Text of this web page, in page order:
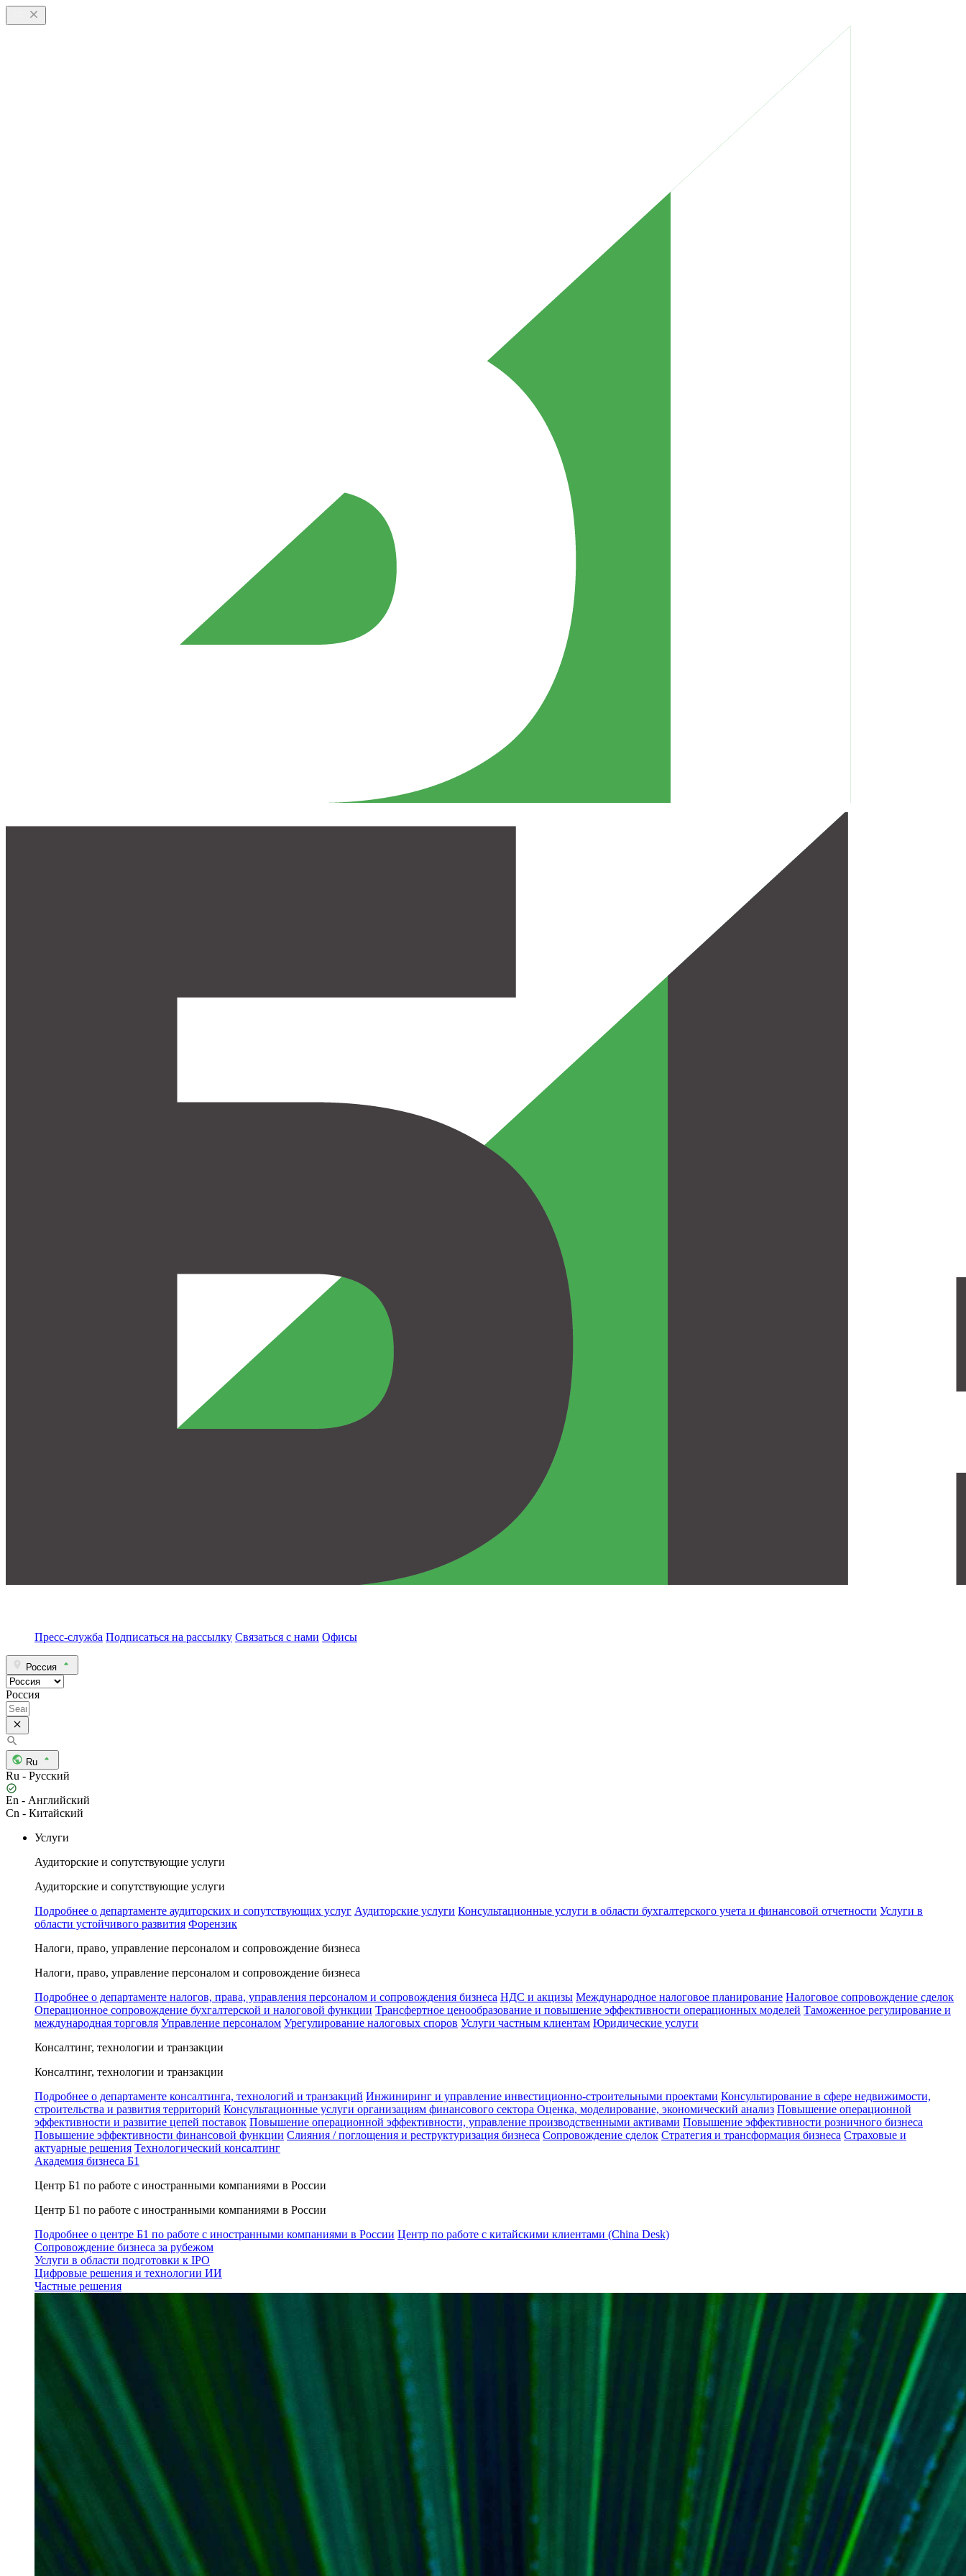
Пресс-служба Подписаться на рассылку Связаться с нами Офисы
Россия
Россия
Ru
Ru - Русский
En - Английский
Cn - Китайский
Услуги
Аудиторские и сопутствующие услуги
Аудиторские и сопутствующие услуги
Подробнее о департаменте аудиторских и сопутствующих услуг Аудиторские услуги Консультационные услуги в области бухгалтерского учета и финансовой отчетности Услуги в
области устойчивого развития Форензик
Налоги, право, управление персоналом и сопровождение бизнеса
Налоги, право, управление персоналом и сопровождение бизнеса
Подробнее о департаменте налогов, права, управления персоналом и сопровождения бизнеса НДС и акцизы Международное налоговое планирование Налоговое сопровождение сделок
Операционное сопровождение бухгалтерской и налоговой функции Трансфертное ценообразование и повышение эффективности операционных моделей Таможенное регулирование и
международная торговля Управление персоналом Урегулирование налоговых споров Услуги частным клиентам Юридические услуги
Консалтинг, технологии и транзакции
Консалтинг, технологии и транзакции
Подробнее о департаменте консалтинга, технологий и транзакций Инжиниринг и управление инвестиционно-строительными проектами Консультирование в сфере недвижимости,
строительства и развития территорий Консультационные услуги организациям финансового сектора Оценка, моделирование, экономический анализ Повышение операционной
эффективности и развитие цепей поставок Повышение операционной эффективности, управление производственными активами Повышение эффективности розничного бизнеса
Повышение эффективности финансовой функции Слияния / поглощения и реструктуризация бизнеса Сопровождение сделок Стратегия и трансформация бизнеса Страховые и
актуарные решения Технологический консалтинг
Академия бизнеса Б1
Центр Б1 по работе с иностранными компаниями в России
Центр Б1 по работе с иностранными компаниями в России
Подробнее о центре Б1 по работе с иностранными компаниями в России Центр по работе с китайскими клиентами (China Desk)
Сопровождение бизнеса за рубежом
Услуги в области подготовки к IPO
Цифровые решения и технологии ИИ
Частные решения